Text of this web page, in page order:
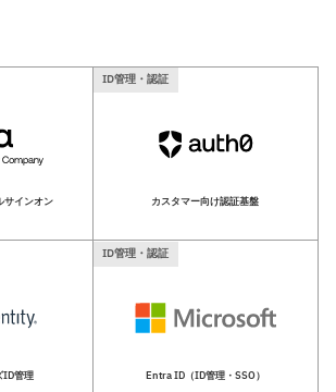
サインオン
ID管理・認証
カスタマー向け認証基盤
ID管理
ID管理・認証
Entra ID（ID管理・SSO）